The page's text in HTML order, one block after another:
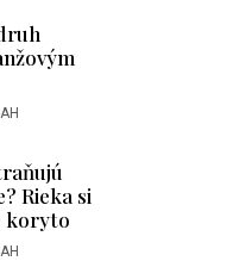
Rieka si
koryto